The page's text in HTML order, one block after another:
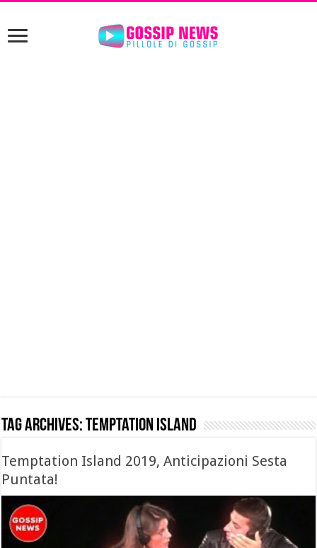
Tag Archives:temptation island
Temptation Island 2019, Anticipazioni Sesta
Puntata!